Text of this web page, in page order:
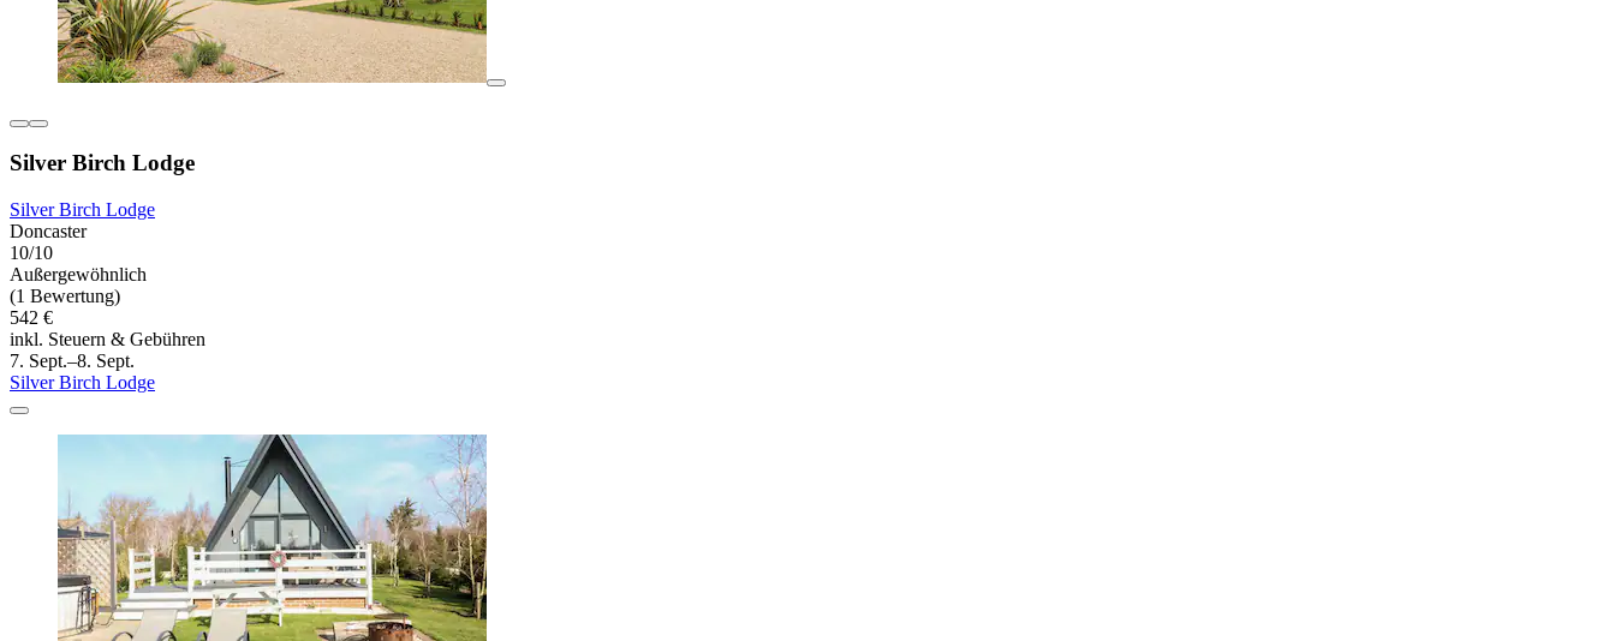
Silver Birch Lodge
Silver Birch Lodge
Doncaster
10/10
Außergewöhnlich
(1 Bewertung)
542 €
inkl. Steuern & Gebühren
7. Sept.–8. Sept.
Silver Birch Lodge